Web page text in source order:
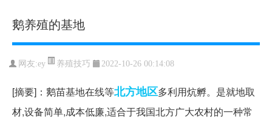
鹅养殖的基地
网友:ey 养殖技巧 2022-10-26 00:14:08
[摘要]：鹅苗基地在线等北方地区多利用炕孵。是就地取
材,设备简单,成本低廉,适合于我国北方广大农村的一种常